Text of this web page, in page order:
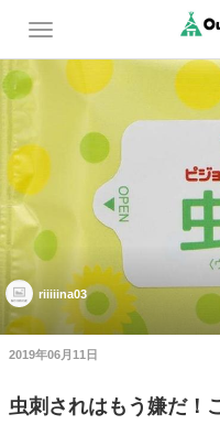
riiiiina03
2019年06月11日
虫刺されはもう嫌だ！